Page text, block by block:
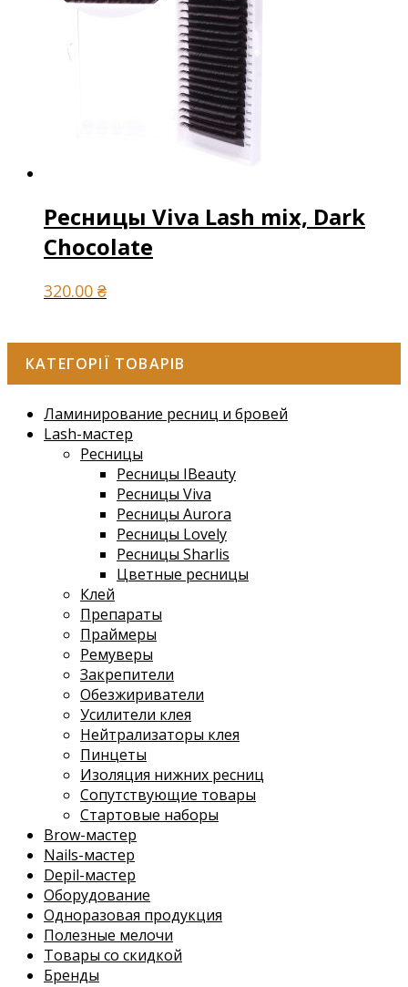
Ресницы Viva Lash mix, Dark
Chocolate
320.00 ₴
КАТЕГОРІЇ ТОВАРІВ
Ламинирование ресниц и бровей
Lash-мастер
Ресницы
Ресницы IBeauty
Ресницы Viva
Ресницы Aurora
Ресницы Lovely
Ресницы Sharlis
Цветные ресницы
Клей
Препараты
Праймеры
Ремуверы
Закрепители
Обезжириватели
Усилители клея
Нейтрализаторы клея
Пинцеты
Изоляция нижних ресниц
Сопутствующие товары
Стартовые наборы
Brow-мастер
Nails-мастер
Depil-мастер
Оборудование
Одноразовая продукция
Полезные мелочи
Товары со скидкой
Бренды